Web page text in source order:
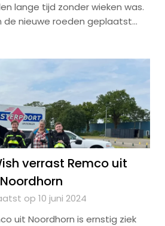
lange tijd zonder wieken was.
de nieuwe roeden geplaatst…
verrast Remco uit
Noordhorn
op 10 juni 2024
uit Noordhorn is ernstig ziek